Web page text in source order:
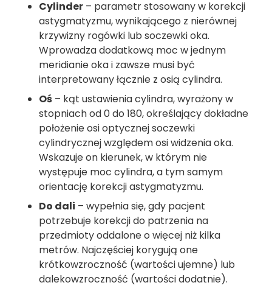
Cylinder – parametr stosowany w korekcji
astygmatyzmu, wynikającego z nierównej
krzywizny rogówki lub soczewki oka.
Wprowadza dodatkową moc w jednym
meridianie oka i zawsze musi być
interpretowany łącznie z osią cylindra.
Oś – kąt ustawienia cylindra, wyrażony w
stopniach od 0 do 180, określający dokładne
położenie osi optycznej soczewki
cylindrycznej względem osi widzenia oka.
Wskazuje on kierunek, w którym nie
występuje moc cylindra, a tym samym
orientację korekcji astygmatyzmu.
Do dali – wypełnia się, gdy pacjent
potrzebuje korekcji do patrzenia na
przedmioty oddalone o więcej niż kilka
metrów. Najczęściej korygują one
krótkowzroczność (wartości ujemne) lub
dalekowzroczność (wartości dodatnie).